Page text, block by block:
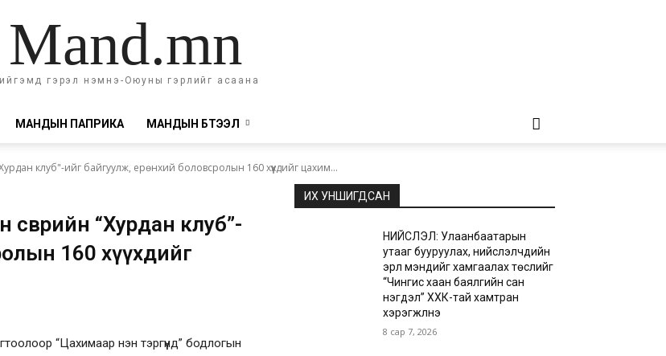
Mand.mn
гэрэл нэмнэ-Оюуны гэрлийг асаана
МАНДЫН ПАПРИКА МАНДЫН БҮТЭЭЛ
клуб"-ийг байгуулж, ерөнхий боловсролын 160 хүүхдийг цахим...
“Хурдан клуб”-
160 хүүхдийг
“Цахимаар нэн тэргүүнд” бодлогын
ИХ УНШИГДСАН
НИЙСЛЭЛ: Улаанбаатарын
утааг бууруулах, нийслэлчүүдийн
эрүүл мэндийг хамгаалах төслийг
“Чингис хаан баялгийн сан
нэгдэл” ХХК-тай хамтран
хэрэгжүүлнэ
8 сар 7, 2026